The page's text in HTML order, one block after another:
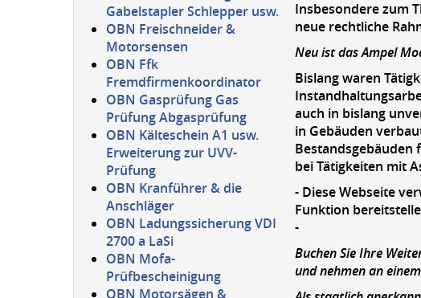
Insbesondere zum
neue rechtliche
Neu ist das Ampel
Bislang waren
auch in bislang
in Gebäuden
Bestandsgebäuden
bei Tätigkeiten mit
- Diese Webseite
Funktion
-
Buchen Sie Ihre
und nehmen an
Gabelstapler Schlepper usw.
OBN Freischneider &
Motorsensen
OBN Ffk
Fremdfirmenkoordinator
OBN Gasprüfung Gas
Prüfung Abgasprüfung
OBN Kälteschein A1 usw.
Erweiterung zur UVV-
Prüfung
OBN Kranführer & die
Anschläger
OBN Ladungssicherung VDI
2700 a LaSi
OBN Mofa-
Prüfbescheinigung
OBN Motorsägen &